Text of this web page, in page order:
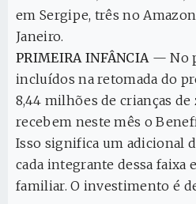
em Sergipe, três no
Janeiro.
PRIMEIRA INFÂNCIA— No
incluídos na retomada do
8,44 milhões de crianças de
recebem neste mês o
Isso significa um adicional
cada integrante dessa faixa
familiar. O investimento é